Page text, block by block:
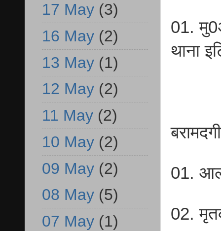
01.
थाना
01.
02.
17 May (3)
16 May (2)
13 May (1)
12 May (2)
11 May (2)
10 May (2)
09 May (2)
08 May (5)
07 May (1)